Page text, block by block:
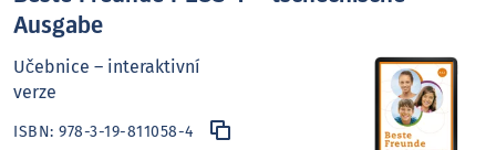
Ausgabe
Učebnice – interaktivní
verze
ISBN:978-3-19-811058-4